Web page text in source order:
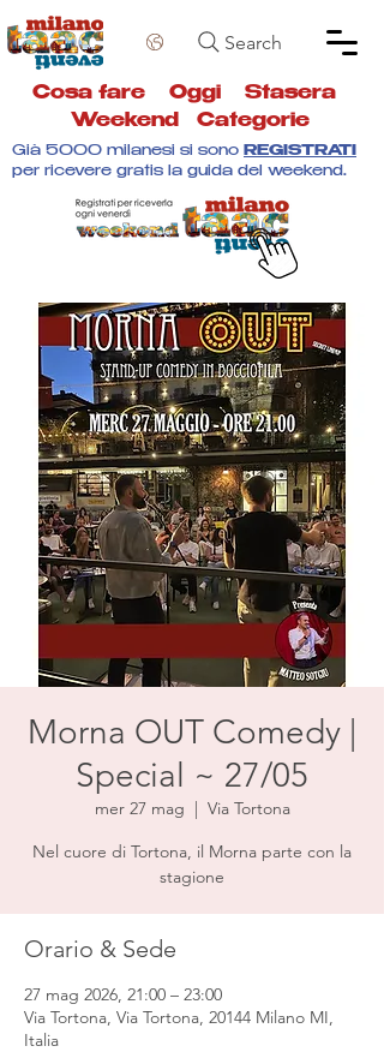
Search
Cosa fare Oggi Stasera
Weekend
Categorie
Già 5000 milanesi si sono REGISTRATI
per ricevere gratis la guida del weekend.
Morna OUT Comedy |
Special ~ 27/05
mer 27 mag
  |
Via Tortona
Nel cuore di Tortona, il Morna parte con la
stagione
Orario & Sede
27 mag 2026, 21:00 – 23:00
Via Tortona, Via Tortona, 20144 Milano MI,
Italia